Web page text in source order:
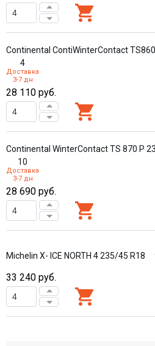
Continental ContiWinterContact
4
Доставка
3-7 дн
28 110 руб.
Continental WinterContact TS 870 P
10
Доставка
3-7 дн
28 690 руб.
Michelin X- ICE NORTH 4 235/45 R18
33 240 руб.